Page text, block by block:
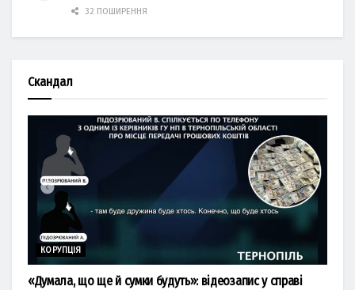
32 ПОШИРЕННЯ
Скандал
КОРУПЦІЯ
«Думала, що ще й сумки будуть»: відеозапис у справі